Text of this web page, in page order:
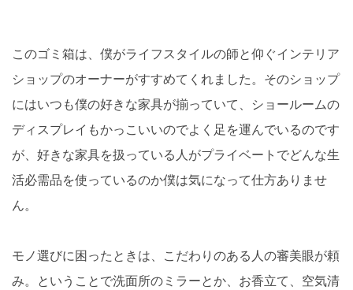
このゴミ箱は、僕がライフスタイルの師と仰ぐインテリア
ショップのオーナーがすすめてくれました。そのショップ
にはいつも僕の好きな家具が揃っていて、ショールームの
ディスプレイもかっこいいのでよく足を運んでいるのです
が、好きな家具を扱っている人がプライベートでどんな生
活必需品を使っているのか僕は気になって仕方ありませ
ん。
モノ選びに困ったときは、こだわりのある人の審美眼が頼
み。ということで洗面所のミラーとか、お香立て、空気清